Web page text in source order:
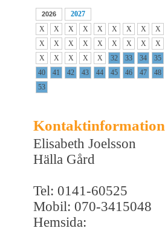
2026
2027
X
X X X X X X X X
X
X X X X X X X X
X
X X X X 32 33 34 35
40
41 42 43 44 45 46 47 48
53
Kontaktinformation
Elisabeth Joelsson
Hälla Gård
Tel: 0141-60525
Mobil: 070-3415048
Hemsida: